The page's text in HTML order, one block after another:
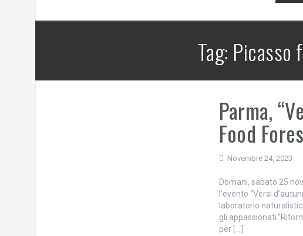
Tag: Picasso
Parma,
Food
Novembre 24, 2023
Domani, sabato 25
l’evento “Versi
laboratorio
gli
per […]